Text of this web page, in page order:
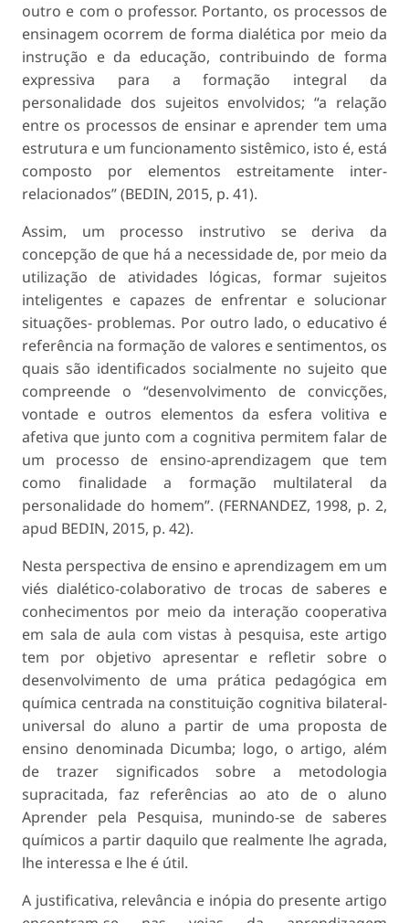
outro e com o professor. Portanto, os processos de
ensinagem ocorrem de forma dialética por meio da
instrução e da educação, contribuindo de forma
expressiva para a formação integral da
personalidade dos sujeitos envolvidos; “a relação
entre os processos de ensinar e aprender tem uma
estrutura e um funcionamento sistêmico, isto é, está
composto por elementos estreitamente inter-
relacionados” (BEDIN, 2015, p. 41).
Assim, um processo instrutivo se deriva da
concepção de que há a necessidade de, por meio da
utilização de atividades lógicas, formar sujeitos
inteligentes e capazes de enfrentar e solucionar
situações- problemas. Por outro lado, o educativo é
referência na formação de valores e sentimentos, os
quais são identificados socialmente no sujeito que
compreende o “desenvolvimento de convicções,
vontade e outros elementos da esfera volitiva e
afetiva que junto com a cognitiva permitem falar de
um processo de ensino-aprendizagem que tem
como finalidade a formação multilateral da
personalidade do homem”. (FERNANDEZ, 1998, p. 2,
apud BEDIN, 2015, p. 42).
Nesta perspectiva de ensino e aprendizagem em um
viés dialético-colaborativo de trocas de saberes e
conhecimentos por meio da interação cooperativa
em sala de aula com vistas à pesquisa, este artigo
tem por objetivo apresentar e refletir sobre o
desenvolvimento de uma prática pedagógica em
química centrada na constituição cognitiva bilateral-
universal do aluno a partir de uma proposta de
ensino denominada Dicumba; logo, o artigo, além
de trazer significados sobre a metodologia
supracitada, faz referências ao ato de o aluno
Aprender pela Pesquisa, munindo-se de saberes
químicos a partir daquilo que realmente lhe agrada,
lhe interessa e lhe é útil.
A justificativa, relevância e inópia do presente artigo